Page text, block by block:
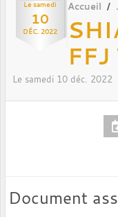
Le samedi
10
DÉC. 2022
Accueil
Le samedi 10 déc. 2022
Document